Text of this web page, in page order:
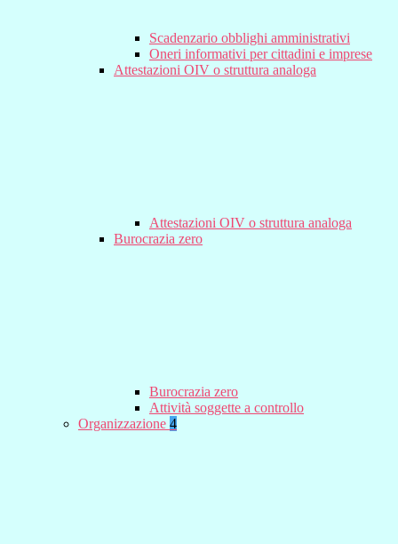
Scadenzario obblighi amministrativi
Oneri informativi per cittadini e imprese
Attestazioni OIV o struttura analoga
Attestazioni OIV o struttura analoga
Burocrazia zero
Burocrazia zero
Attività soggette a controllo
Organizzazione 4